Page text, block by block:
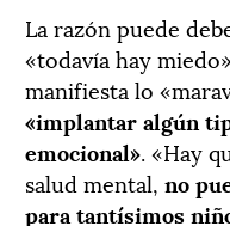
La razón puede
«todavía hay
manifiesta lo
«implantar algún
emocional». «Hay
salud mental, no
para tantísimos